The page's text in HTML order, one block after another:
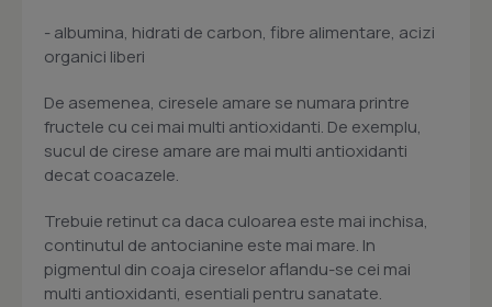
- albumina, hidrati de carbon, fibre alimentare, acizi
organici liberi
De asemenea, ciresele amare se numara printre
fructele cu cei mai multi antioxidanti. De exemplu,
sucul de cirese amare are mai multi antioxidanti
decat coacazele.
Trebuie retinut ca daca culoarea este mai inchisa,
continutul de antocianine este mai mare. In
pigmentul din coaja cireselor aflandu-se cei mai
multi antioxidanti, esentiali pentru sanatate.